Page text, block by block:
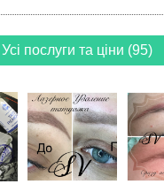
Усі послуги та ціни (95)